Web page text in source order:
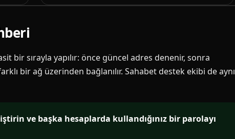
bir sırayla yapılır: önce güncel adres denenir, sonra
bir ağ üzerinden bağlanılır. Sahabet destek ekibi de aynı
ve başka hesaplarda kullandığınız bir parolayı